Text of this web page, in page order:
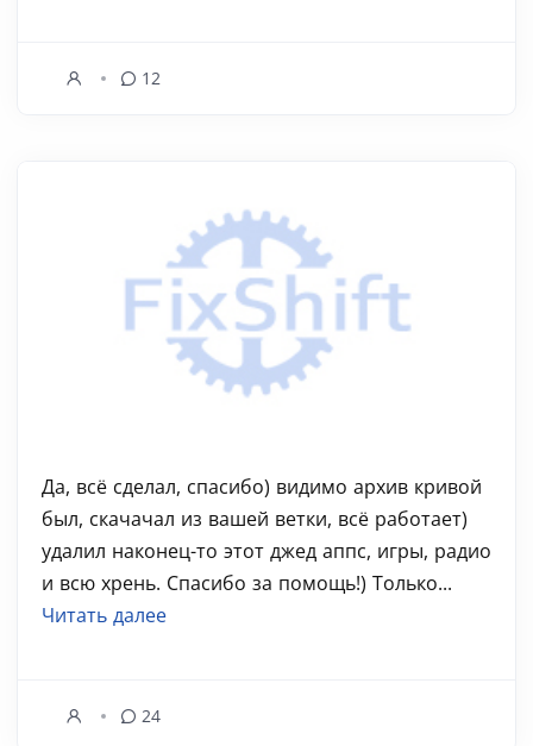
12
Да, всё сделал, спасибо) видимо архив кривой
был, скачачал из вашей ветки, всё работает)
удалил наконец-то этот джед аппс, игры, радио
и всю хрень. Спасибо за помощь!) Только...
Читать далее
24